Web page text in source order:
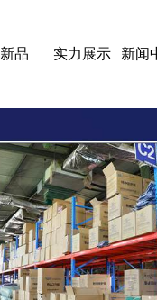
新品 实力展示 新闻